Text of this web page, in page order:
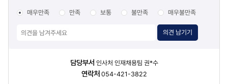
매우만족 만족 보통 불만족 매우불만족
의견 남기기
담당부서 인사처 인재채용팀 권*수
연락처 054-421-3822